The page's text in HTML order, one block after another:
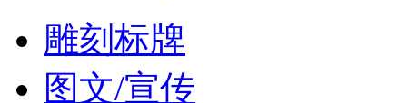
雕刻标牌
图文/宣传